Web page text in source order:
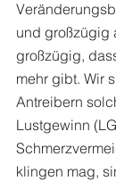
und großzügig
großzügig,
mehr gibt. Wir
Antreibern
Lustgewinn
klingen mag,